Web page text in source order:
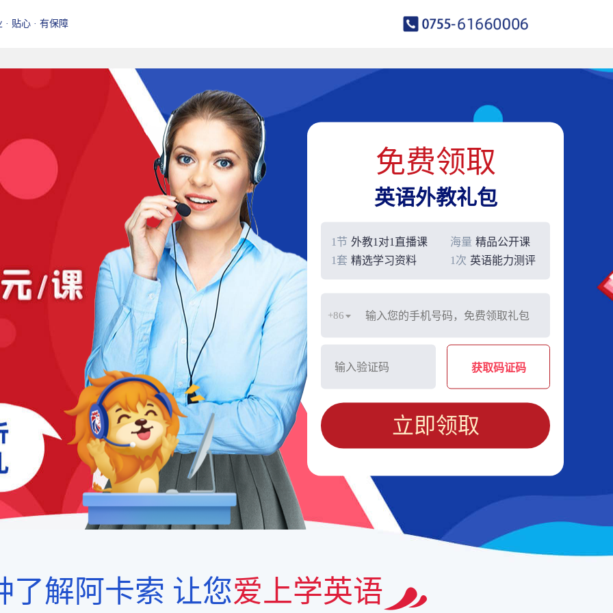
· 贴心 · 有保障
免费领取
英语外教礼包
1节 外教1对1直播课 海量 精品公开课
1套 精选学习资料 1次 英语能力测评
+86
获取码证码
立即领取
了解阿卡索 让您爱上学英语